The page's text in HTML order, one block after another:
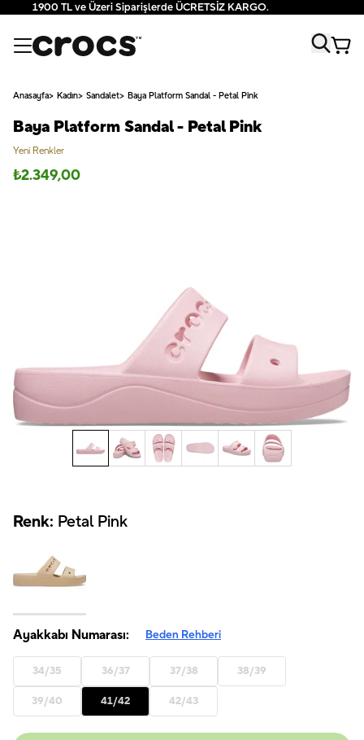
1900 TL ve Üzeri Siparişlerde ÜCRETSİZ KARGO.
Anasayfa Kadın Sandalet Baya Platform Sandal - Petal Pink
Baya Platform Sandal - Petal Pink
Yeni Renkler
₺2.349,00
Renk: Petal Pink
Ayakkabı Numarası: Beden Rehberi
34/35 36/37 37/38 38/39
39/40 41/42 42/43